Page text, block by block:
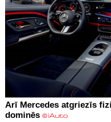
Arī Mercedes atgriezīs
dominēs